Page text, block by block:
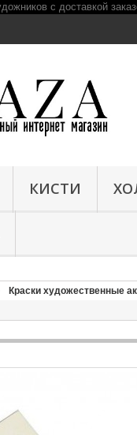
КИСТИ
Краски художественные